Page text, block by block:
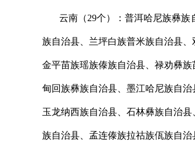
云南（29个）：普洱哈尼族彝族
族自治县、兰坪白族普米族自治县
金平苗族瑶族傣族自治县、禄劝彝
甸回族彝族自治县、墨江哈尼族自
玉龙纳西族自治县、石林彝族自治
族自治县、孟连傣族拉祜族佤族自